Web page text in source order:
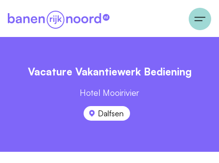
Vacature Vakantiewerk Bediening
Hotel Mooirivier
Dalfsen